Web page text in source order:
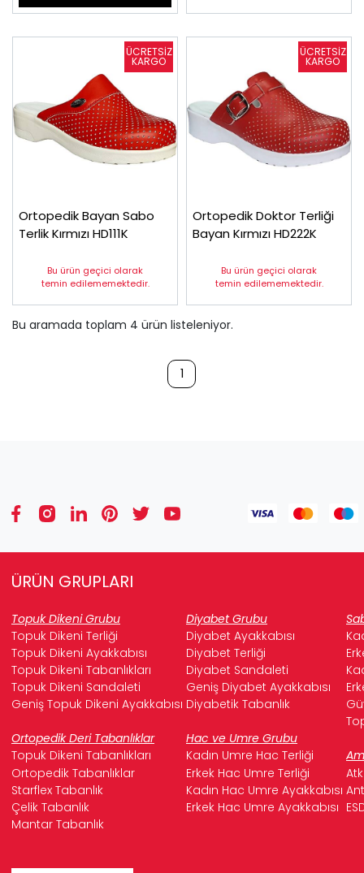
Ortopedik Bayan Sabo
Terlik Kırmızı HD111K
Bu ürün geçici olarak
temin edilememektedir.
Ortopedik Doktor Terliği
Bayan Kırmızı HD222K
Bu ürün geçici olarak
temin edilememektedir.
Bu aramada toplam 4 ürün listeleniyor.
1
ÜRÜN GRUPLARI
Topuk Dikeni Grubu Diyabet Grubu
Topuk Dikeni Terliği
Diyabet Ayakkabısı
Topuk Dikeni Ayakkabısı
Diyabet Terliği
Topuk Dikeni Tabanlıkları
Diyabet Sandaleti
Topuk Dikeni Sandaleti
Geniş Diyabet Ayakkabısı
Geniş Topuk Dikeni Ayakkabısı Diyabetik Tabanlık
Ortopedik Deri Tabanlıklar
Hac ve Umre Grubu
Topuk Dikeni Tabanlıkları
Kadın Umre Hac Terliği
Ortopedik Tabanlıklar
Erkek Hac Umre Terliği
Starflex Tabanlık
Kadın Hac Umre Ayakkabısı
Çelik Tabanlık
Erkek Hac Umre Ayakkabısı
Mantar Tabanlık